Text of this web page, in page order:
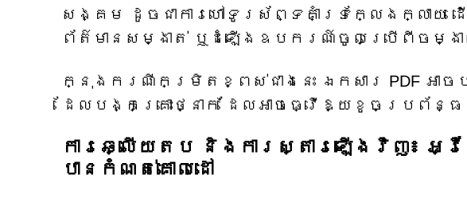
សង្គម ដូចជាការហៅទូរស័ព្ទគាំទ្រក្លែងក្លាយ
ព័ត៌មានសម្ងាត់ ឬដំឡើងឧបករណ៍ចូលប្រើពីចម្ងា
ក្នុងករណីកម្រិតខ្ពស់ជាងនេះ ឯកសារ PDF អ
ដែលបង្កគ្រោះថ្នាក់ ដែលអាចធ្វើឱ្យខូចប្រព័ន្
ការឆ្លើយតប និងការស្តារឡើងវិញ៖
បានកំណត់គោលដៅ